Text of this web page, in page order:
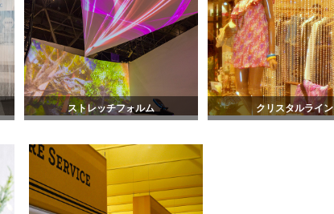
ストレッチフォルム クリスタルライン